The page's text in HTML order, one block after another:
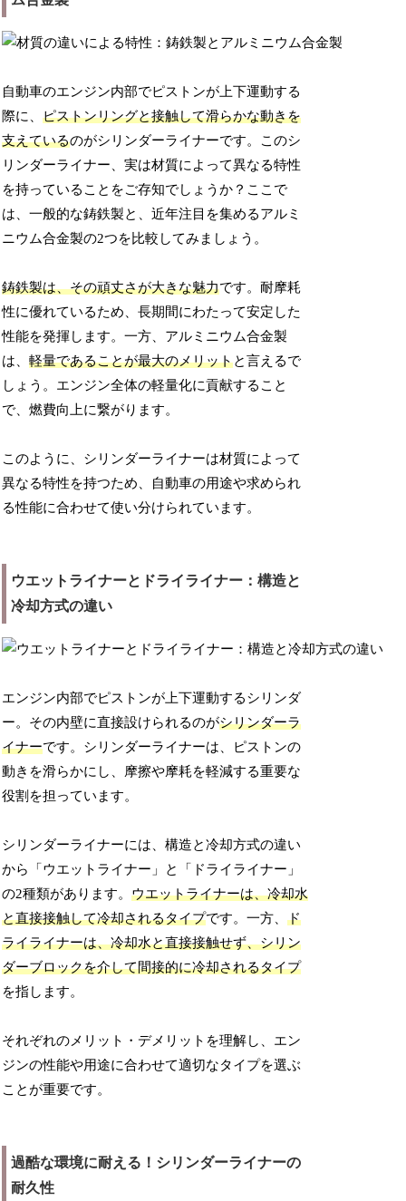
自動車のエンジン内部でピストンが上下運動する
際に、ピストンリングと接触して滑らかな動きを
支えているのがシリンダーライナーです。このシ
リンダーライナー、実は材質によって異なる特性
を持っていることをご存知でしょうか？ここで
は、一般的な鋳鉄製と、近年注目を集めるアルミ
ニウム合金製の2つを比較してみましょう。
鋳鉄製は、その頑丈さが大きな魅力です。耐摩耗
性に優れているため、長期間にわたって安定した
性能を発揮します。一方、アルミニウム合金製
は、軽量であることが最大のメリットと言えるで
しょう。エンジン全体の軽量化に貢献すること
で、燃費向上に繋がります。
このように、シリンダーライナーは材質によって
異なる特性を持つため、自動車の用途や求められ
る性能に合わせて使い分けられています。
ウエットライナーとドライライナー：構造と
冷却方式の違い
エンジン内部でピストンが上下運動するシリンダ
ー。その内壁に直接設けられるのがシリンダーラ
イナーです。シリンダーライナーは、ピストンの
動きを滑らかにし、摩擦や摩耗を軽減する重要な
役割を担っています。
シリンダーライナーには、構造と冷却方式の違い
から「ウエットライナー」と「ドライライナー」
の2種類があります。ウエットライナーは、冷却水
と直接接触して冷却されるタイプです。一方、ド
ライライナーは、冷却水と直接接触せず、シリン
ダーブロックを介して間接的に冷却されるタイプ
を指します。
それぞれのメリット・デメリットを理解し、エン
ジンの性能や用途に合わせて適切なタイプを選ぶ
ことが重要です。
過酷な環境に耐える！シリンダーライナーの
耐久性